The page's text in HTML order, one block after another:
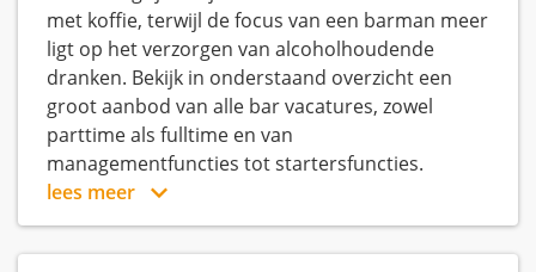
met koffie, terwijl de focus van een barman meer
ligt op het verzorgen van alcoholhoudende
dranken. Bekijk in onderstaand overzicht een
groot aanbod van alle bar vacatures, zowel
parttime als fulltime en van
managementfuncties tot startersfuncties.
lees meer